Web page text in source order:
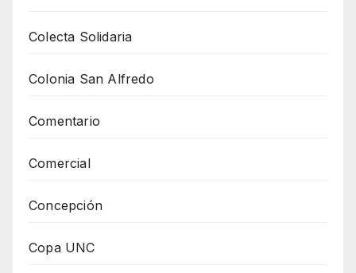
Colecta Solidaria
Colonia San Alfredo
Comentario
Comercial
Concepción
Copa UNC